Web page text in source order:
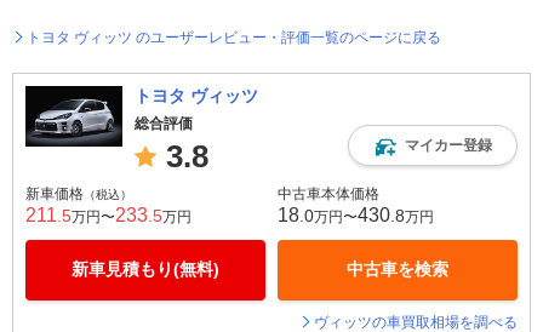
トヨタ ヴィッツ のユーザーレビュー・評価一覧のページに戻る
トヨタ ヴィッツ
総合評価
3.8 マイカー登録
新車価格 （税込）
211 .5万円〜233 .5万円
新車見積もり(無料)
中古車本体価格
18 .0万円〜430 .8万円
中古車を検索
ヴィッツの車買取相場を調べる